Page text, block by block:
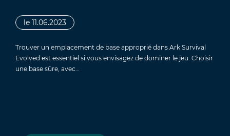
le 11.06.2023
Trouver un emplacement de base approprié dans Ark Survival
Evolved est essentiel si vous envisagez de dominer le jeu. Choisir
une base sûre, avec…